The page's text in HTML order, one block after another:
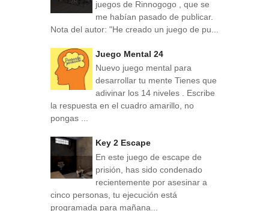
juegos de Rinnogogo , que se
me habían pasado de publicar.
Nota del autor: "He creado un juego de pu...
Juego Mental 24
Nuevo juego mental para
desarrollar tu mente Tienes que
adivinar los 14 niveles . Escribe
la respuesta en el cuadro amarillo, no
pongas ...
Key 2 Escape
En este juego de escape de
prisión, has sido condenado
recientemente por asesinar a
cinco personas, tu ejecución está
programada para mañana...